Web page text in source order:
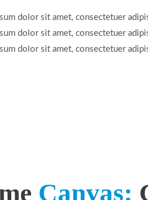
dolor sit amet, consectetuer
dolor sit amet, consectetuer
dolor sit amet, consectetuer
Canvas: